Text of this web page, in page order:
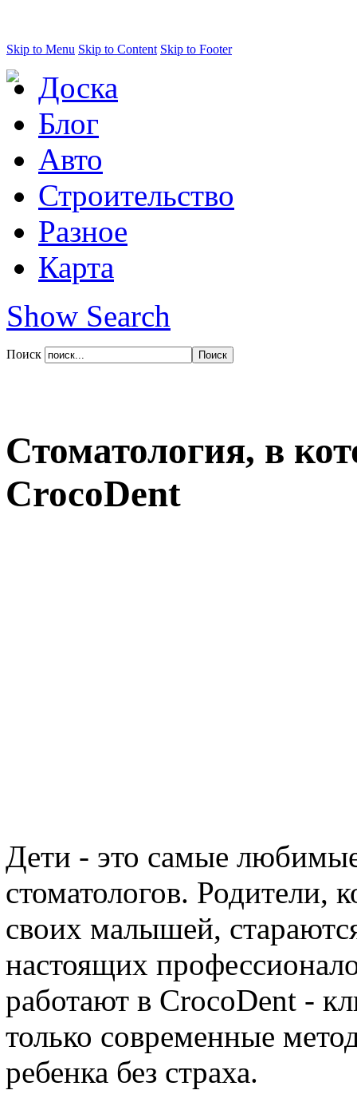
Skip to Menu Skip to Content Skip to Footer
Доска
Блог
Авто
Строительство
Разное
Карта
Show Search
Поиск
Стоматология, в
CrocoDent
Дети - это самые
стоматологов. Родители,
своих малышей,
настоящих
работают в CrocoDent -
только современные
ребенка без страха.